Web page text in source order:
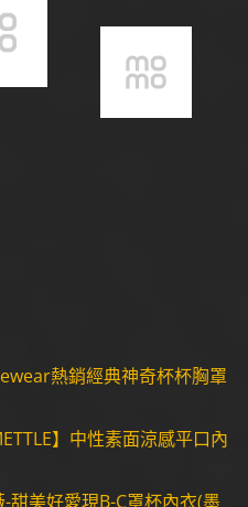
熱銷經典神奇杯杯胸罩
】中性素面涼感平口內
甜美好愛現B-C罩杯內衣(墨